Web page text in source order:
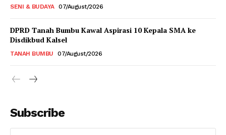
SENI & BUDAYA 07/August/2026
DPRD Tanah Bumbu Kawal Aspirasi 10 Kepala SMA ke
Disdikbud Kalsel
TANAH BUMBU 07/August/2026
Subscribe